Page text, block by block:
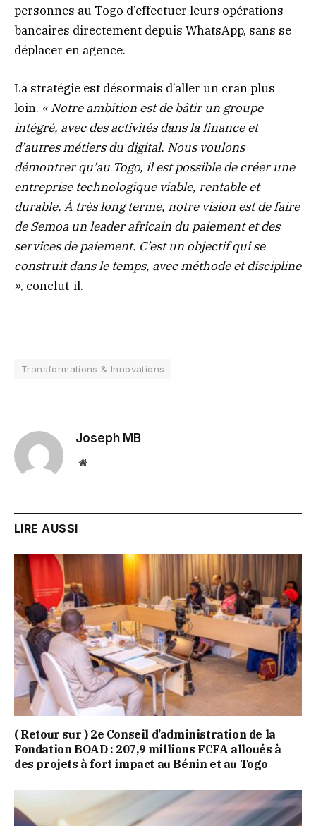
personnes au Togo d’effectuer leurs opérations
bancaires directement depuis WhatsApp, sans se
déplacer en agence.
La stratégie est désormais d’aller un cran plus
loin. « Notre ambition est de bâtir un groupe
intégré, avec des activités dans la finance et
d’autres métiers du digital. Nous voulons
démontrer qu’au Togo, il est possible de créer une
entreprise technologique viable, rentable et
durable. À très long terme, notre vision est de faire
de Semoa un leader africain du paiement et des
services de paiement. C’est un objectif qui se
construit dans le temps, avec méthode et discipline
», conclut-il.
Transformations & Innovations
Joseph MB
Website
LIRE AUSSI
( Retour sur ) 2e Conseil d’administration de la
Fondation BOAD : 207,9 millions FCFA alloués à
des projets à fort impact au Bénin et au Togo